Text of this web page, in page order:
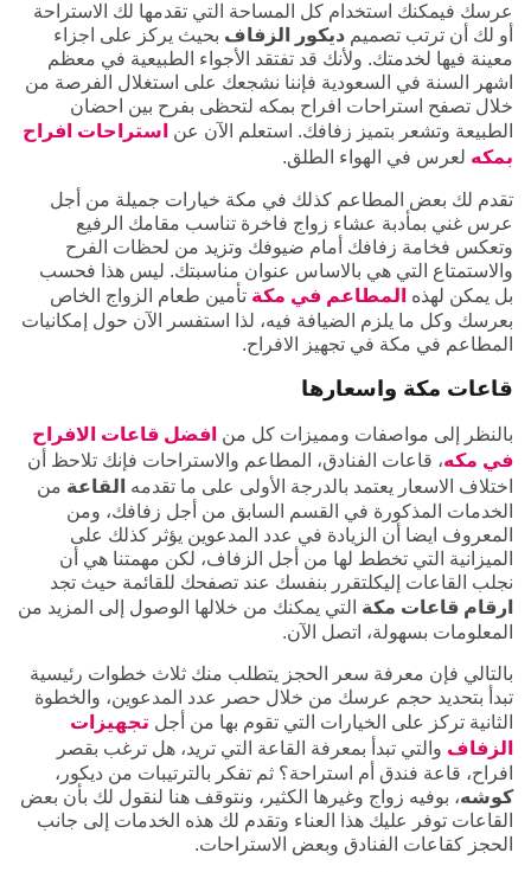
عرسك فيمكنك استخدام كل المساحة التي تقدمها لك الاستراحة
أو لك أن ترتب تصميم ديكور الزفاف بحيث يركز على اجزاء
معينة فيها لخدمتك. ولأنك قد تفتقد الأجواء الطبيعية في معظم
اشهر السنة في السعودية فإننا نشجعك على استغلال الفرصة من
خلال تصفح استراحات افراح بمكه لتحظى بفرح بين احضان
الطبيعة وتشعر بتميز زفافك. استعلم الآن عن
استراحات افراح
بمكه لعرس في الهواء الطلق.
تقدم لك بعض المطاعم كذلك في مكة خيارات جميلة من أجل
عرس غني بمأدبة عشاء زواج فاخرة تناسب مقامك الرفيع
وتعكس فخامة زفافك أمام ضيوفك وتزيد من لحظات الفرح
والاستمتاع التي هي بالاساس عنوان مناسبتك. ليس هذا فحسب
بل يمكن لهذه
المطاعم في مكة تأمين طعام الزواج الخاص
بعرسك وكل ما يلزم الضيافة فيه، لذا استفسر الآن حول إمكانيات
المطاعم في مكة في تجهيز الافراح.
قاعات مكة واسعارها
بالنظر إلى مواصفات ومميزات كل من افضل قاعات الافراح
في مكه، قاعات الفنادق، المطاعم والاستراحات فإنك تلاحظ أن
اختلاف الاسعار يعتمد بالدرجة الأولى على ما تقدمه
القاعة من
الخدمات المذكورة في القسم السابق من أجل زفافك، ومن
المعروف ايضا أن الزيادة في عدد المدعوين يؤثر كذلك على
الميزانية التي تخطط لها من أجل الزفاف، لكن مهمتنا هي أن
نجلب القاعات إليكلتقرر بنفسك عند تصفحك للقائمة حيث تجد
ارقام قاعات مكة التي يمكنك من خلالها الوصول إلى المزيد من
المعلومات بسهولة، اتصل الآن.
بالتالي فإن معرفة سعر الحجز يتطلب منك ثلاث خطوات رئيسية
تبدأ بتحديد حجم عرسك من خلال حصر عدد المدعوين، والخطوة
الثانية تركز على الخيارات التي تقوم بها من أجل تجهيزات
الزفاف والتي تبدأ بمعرفة القاعة التي تريد، هل ترغب بقصر
افراح، قاعة فندق أم استراحة؟ ثم تفكر بالترتيبات من ديكور،
كوشه، بوفيه زواج وغيرها الكثير، ونتوقف هنا لنقول لك بأن بعض
القاعات توفر عليك هذا العناء وتقدم لك هذه الخدمات إلى جانب
الحجز كقاعات الفنادق وبعض الاستراحات.